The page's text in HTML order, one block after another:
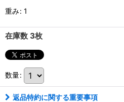
重み: 1
在庫数 3枚
数量:
返品特約に関する重要事項